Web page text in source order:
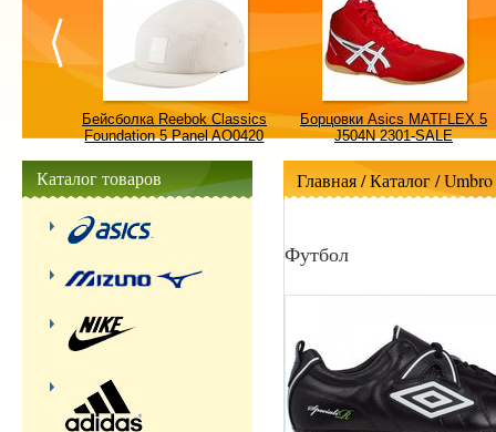
Бейсболка Reebok Classics
Foundation 5 Panel AO0420
Борцовки Asics MATFLEX 5
J504N 2301-SALE
Главная/ Каталог /Umbro
Футбол
Каталог товаров